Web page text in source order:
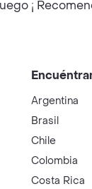
¡
Argentina
Brasil
Chile
Colombia
Costa Rica